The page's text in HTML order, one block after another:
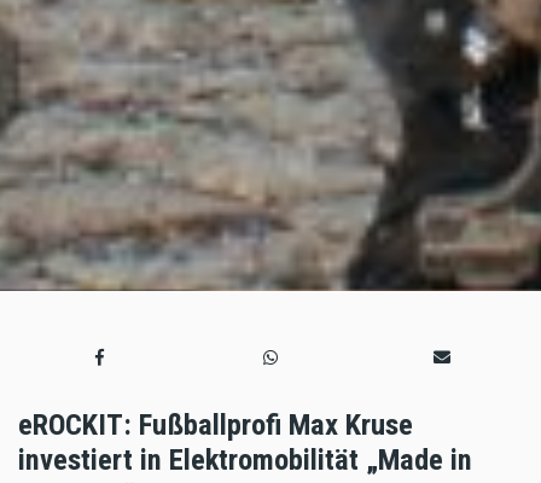
eROCKIT: Fußballprofi Max Kruse
investiert in Elektromobilität „Made in